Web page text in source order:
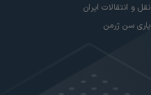
نقل و انتقالات ایران
پاری سن ژرمن